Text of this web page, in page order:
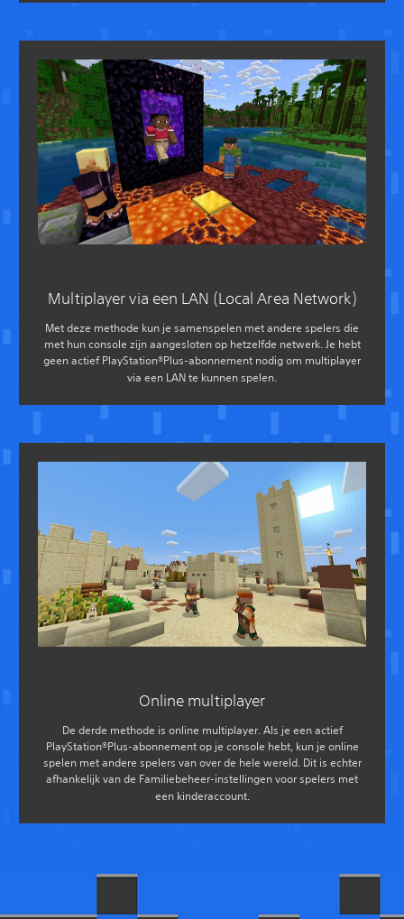
Multiplayer via een LAN (Local Area Network)
Met deze methode kun je samenspelen met andere spelers die
met hun console zijn aangesloten op hetzelfde netwerk. Je hebt
geen actief PlayStation®Plus-abonnement nodig om multiplayer
via een LAN te kunnen spelen.‎
Online multiplayer
De derde methode is online multiplayer. Als je een actief
PlayStation®Plus-abonnement op je console hebt, kun je online
spelen met andere spelers van over de hele wereld. Dit is echter
afhankelijk van de Familiebeheer-instellingen voor spelers met
een kinderaccount.‎